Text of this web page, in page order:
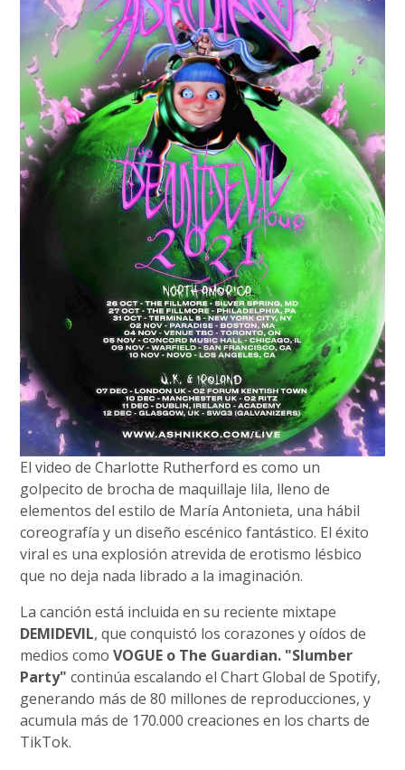
El video de Charlotte Rutherford es como un
golpecito de brocha de maquillaje lila, lleno de
elementos del estilo de María Antonieta, una hábil
coreografía y un diseño escénico fantástico. El éxito
viral es una explosión atrevida de erotismo lésbico
que no deja nada librado a la imaginación.
La canción está incluida en su reciente mixtape
DEMIDEVIL, que conquistó los corazones y oídos de
medios comoVOGUE o The Guardian. "Slumber
Party" continúa escalando el Chart Global de Spotify,
generando más de 80 millones de reproducciones, y
acumula más de 170.000 creaciones en los charts de
TikTok.